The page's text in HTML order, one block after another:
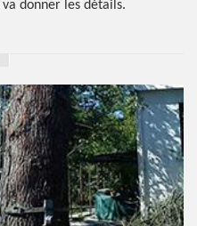
donner les détails.